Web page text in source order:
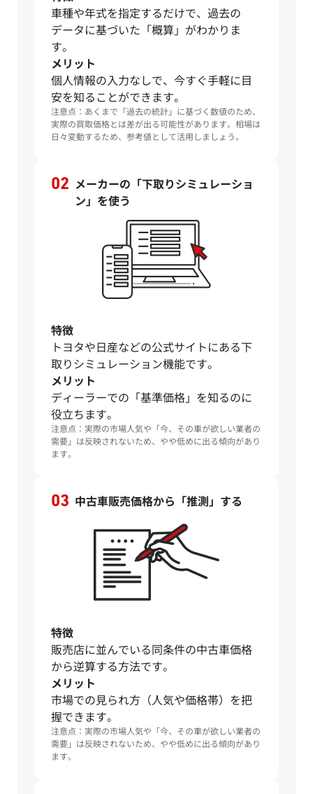
車種や年式を指定するだけで、過去の
データに基づいた「概算」がわかりま
す。
メリット
個人情報の入力なしで、今すぐ手軽に目
安を知ることができます。
注意点：あくまで「過去の統計」に基づく数値のため、
実際の買取価格とは差が出る可能性があります。相場は
日々変動するため、参考値として活用しましょう。
メーカーの「下取りシミュレーショ
ン」を使う
特徴
トヨタや日産などの公式サイトにある下
取りシミュレーション機能です。
メリット
ディーラーでの「基準価格」を知るのに
役立ちます。
注意点：実際の市場人気や「今、その車が欲しい業者の
需要」は反映されないため、やや低めに出る傾向があり
ます。
中古車販売価格から「推測」する
特徴
販売店に並んでいる同条件の中古車価格
から逆算する方法です。
メリット
市場での見られ方（人気や価格帯）を把
握できます。
注意点：実際の市場人気や「今、その車が欲しい業者の
需要」は反映されないため、やや低めに出る傾向があり
ます。